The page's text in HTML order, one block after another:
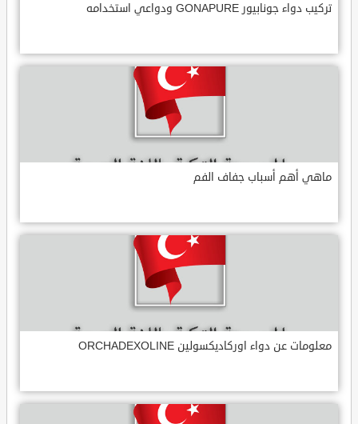
تركيب دواء جونابيور GONAPURE ودواعي استخدامه
ماهي أهم أسباب جفاف الفم
معلومات عن دواء اوركاديكسولين ORCHADEXOLINE